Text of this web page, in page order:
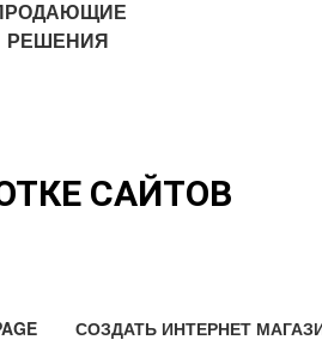
РЕШЕНИЯ
САЙТОВ
СОЗДАТЬ ИНТЕРНЕТ